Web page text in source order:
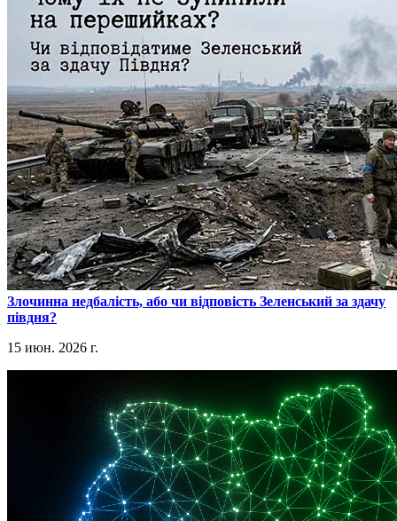
​Злочинна недбалість, або чи відповість Зеленський за здачу
півдня?
15 июн. 2026 г.